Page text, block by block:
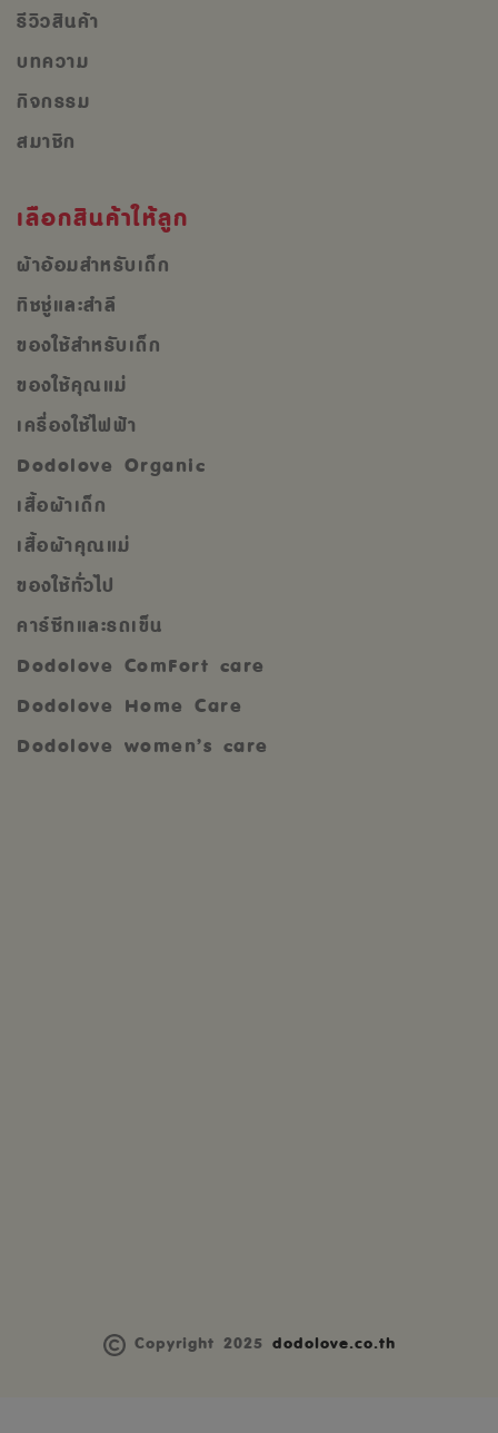
รีวิวสินค้า
บทความ
กิจกรรม
สมาชิก
เลือกสินค้าให้ลูก
ผ้าอ้อมสำหรับเด็ก
ทิชชู่และสำลี
ของใช้สำหรับเด็ก
ของใช้คุณแม่
เครื่องใช้ไฟฟ้า
Dodolove Organic
เสื้อผ้าเด็ก
เสื้อผ้าคุณแม่
ของใช้ทั่วไป
คาร์ซีทและรถเข็น
Dodolove ComFort care
Dodolove Home Care
Dodolove women’s care
Copyright 2025 dodolove.co.th